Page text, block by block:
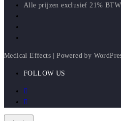
Alle prijzen exclusief 21% BTW
Medical Effects | Powered by
FOLLOW US